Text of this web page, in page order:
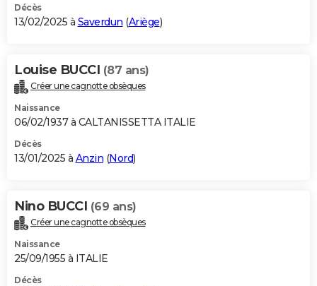
Décès
13/02/2025 à Saverdun (Ariège)
Louise BUCCI (87 ans)
Créer une cagnotte obsèques
Naissance
06/02/1937 à CALTANISSETTA ITALIE
Décès
13/01/2025 à Anzin (Nord)
Nino BUCCI (69 ans)
Créer une cagnotte obsèques
Naissance
25/09/1955 à ITALIE
Décès